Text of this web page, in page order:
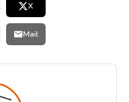
X
Mail